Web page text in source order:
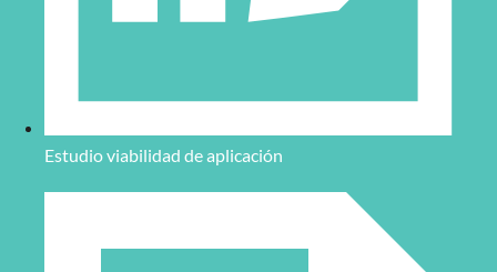
Estudio viabilidad de aplicación